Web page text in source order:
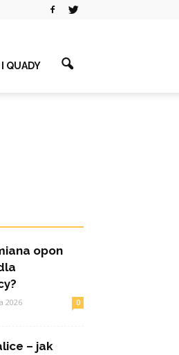
QUADY
opon
2026 0
– jak